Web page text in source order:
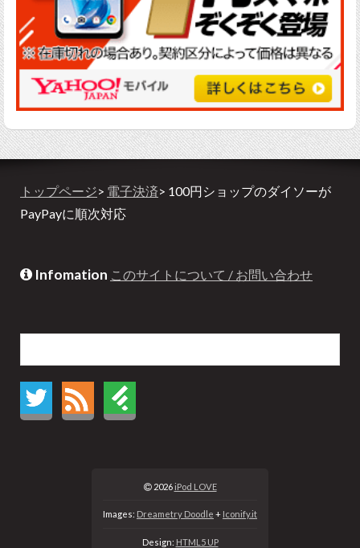
トップページ> 電子決済> 100円ショップのダイソーが
PayPayに順次対応
Infomation このサイトについて / お問い合わせ
2026iPod LOVE
Images: Dreametry Doodle + Iconify.it
Design: HTML5 UP